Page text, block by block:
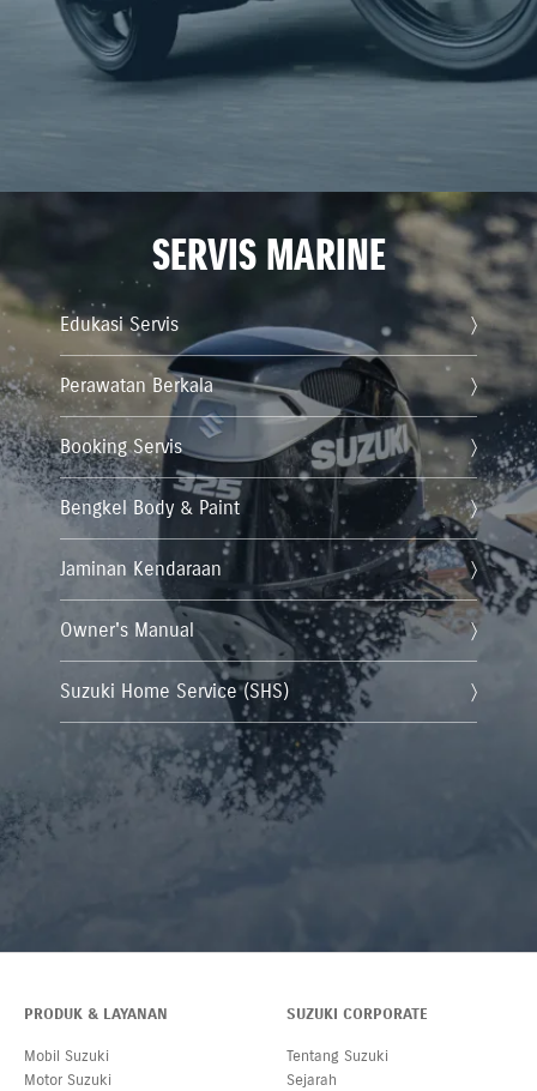
SERVIS MARINE
Edukasi Servis
Perawatan Berkala
Booking Servis
Bengkel Body & Paint
Jaminan Kendaraan
Owner's Manual
Suzuki Home Service (SHS)
PRODUK & LAYANAN
Mobil Suzuki
Motor Suzuki
SUZUKI CORPORATE
Tentang Suzuki
Sejarah